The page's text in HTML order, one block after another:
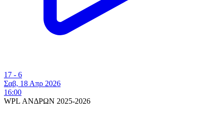
17 - 6
Σαβ, 18 Απρ 2026
16:00
WPL ΑΝΔΡΩΝ 2025-2026